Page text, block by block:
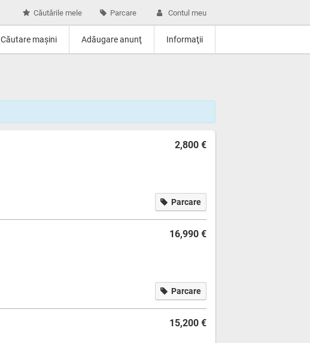
Căutările mele Parcare Contul meu
Căutare maşini Adăugare anunţ Informaţii
2,800 €
Parcare
16,990 €
Parcare
15,200 €